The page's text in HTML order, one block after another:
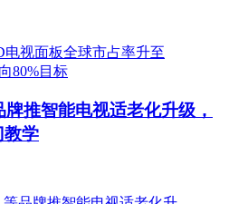
推智能电视适老化升级，
教学